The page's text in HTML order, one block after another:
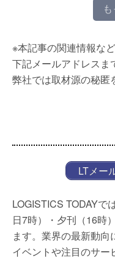
※本記事の関連情報な
下記メールアドレスま
弊社では取材源の秘匿
LTメー
LOGISTICS TODAYで
日7時）・夕刊（16時
ます。業界の最新動
イベントや注目のサー